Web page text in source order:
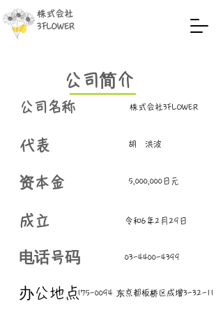
株式会社
3FLOWER
​公司简介
​公司名称 ​株式会社3FLOWER
代表 ​胡 洪波
​资本金 ​5,000,000日元
​成立 令和6年2月29日
电话号码 03-4400-4399
​​办公地点175-0094 东京都板桥区成增3-32-11